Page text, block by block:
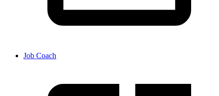
Job Coach